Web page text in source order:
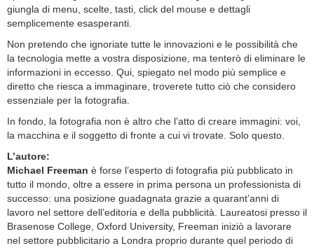
giungla di menu, scelte, tasti, click del mouse e dettagli
semplicemente esasperanti.
Non pretendo che ignoriate tutte le innovazioni e le possibilità che
la tecnologia mette a vostra disposizione, ma tenterò di eliminare le
informazioni in eccesso. Qui, spiegato nel modo più semplice e
diretto che riesca a immaginare, troverete tutto ciò che considero
essenziale per la fotografia.
In fondo, la fotografia non è altro che l’atto di creare immagini: voi,
la macchina e il soggetto di fronte a cui vi trovate. Solo questo.
L’autore:
Michael Freeman è forse l’esperto di fotografia più pubblicato in
tutto il mondo, oltre a essere in prima persona un professionista di
successo: una posizione guadagnata grazie a quarant’anni di
lavoro nel settore dell’editoria e della pubblicità. Laureatosi presso il
Brasenose College, Oxford University, Freeman iniziò a lavorare
nel settore pubblicitario a Londra proprio durante quel periodo di